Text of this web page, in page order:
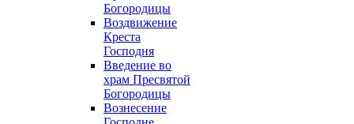
Богородицы
Воздвижение
Креста
Господня
Введение во
храм Пресвятой
Богородицы
Вознесение